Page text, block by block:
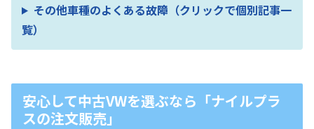
その他車種のよくある故障（クリックで個別記事一
覧）
安心して中古VWを選ぶなら「ナイルプラ
スの注文販売」